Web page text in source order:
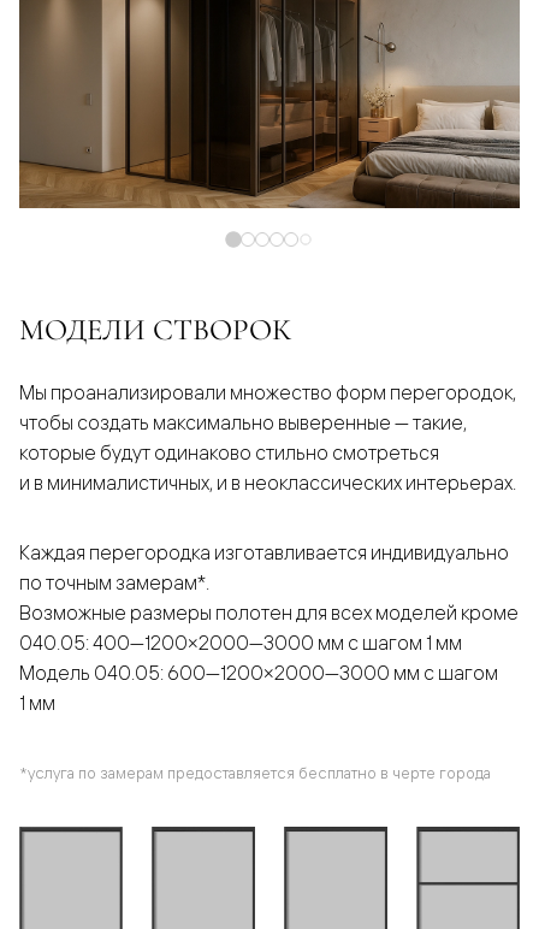
МОДЕЛИ СТВОРОК
Мы проанализировали множество форм перегородок,
чтобы создать максимально выверенные — такие,
которые будут одинаково стильно смотреться
и в минималистичных, и в неоклассических интерьерах.
Каждая перегородка изготавливается индивидуально
по точным замерам*.
Возможные размеры полотен для всех моделей кроме
040.05: 400—1200×2000—3000 мм с шагом 1 мм
Модель 040.05: 600—1200×2000—3000 мм с шагом
1 мм
*услуга по замерам предоставляется бесплатно в черте города